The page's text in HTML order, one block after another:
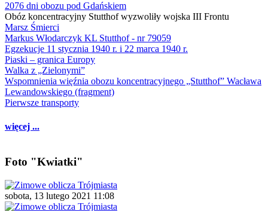
2076 dni obozu pod Gdańskiem
Obóz koncentracyjny Stutthof wyzwoliły wojska III Frontu
Marsz Śmierci
Markus Włodarczyk KL Stutthof - nr 79059
Egzekucje 11 stycznia 1940 r. i 22 marca 1940 r.
Piaski – granica Europy
Walka z „Zielonymi”
Wspomnienia więźnia obozu koncentracyjnego „Stutthof” Wacława
Lewandowskiego (fragment)
Pierwsze transporty
więcej ...
Foto "Kwiatki"
sobota, 13 lutego 2021 11:08